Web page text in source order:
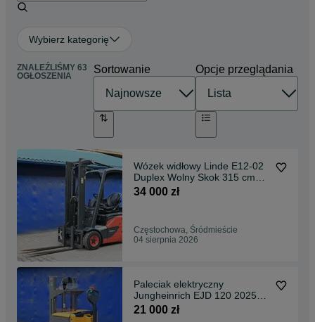
Wybierz kategorię
ZNALEŹLIŚMY 63
OGŁOSZENIA
Sortowanie Opcje przeglądania
Wózek widłowy Linde E12-02
Duplex Wolny Skok 315 cm
2019 rok Tylko 1007mth
34 000 zł
Częstochowa, Śródmieście
04 sierpnia 2026
Paleciak elektryczny
Jungheinrich EJD 120 2025
rok Nowy 2mth Wstępne
21 000 zł